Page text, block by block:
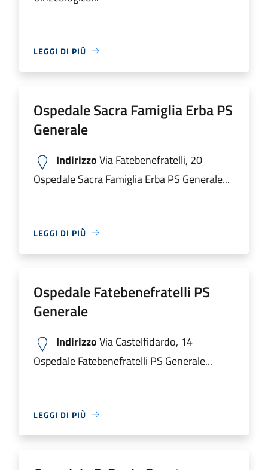
LEGGI DI PIÙ
Ospedale Sacra Famiglia Erba PS
Generale
IndirizzoVia Fatebenefratelli, 20
Ospedale Sacra Famiglia Erba PS Generale...
LEGGI DI PIÙ
Ospedale Fatebenefratelli PS
Generale
IndirizzoVia Castelfidardo, 14
Ospedale Fatebenefratelli PS Generale...
LEGGI DI PIÙ